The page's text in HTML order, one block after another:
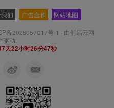
们 广告合作 网站地图
备2025057017号-1 · 由创易云网
驱动.
天22小时26分48秒